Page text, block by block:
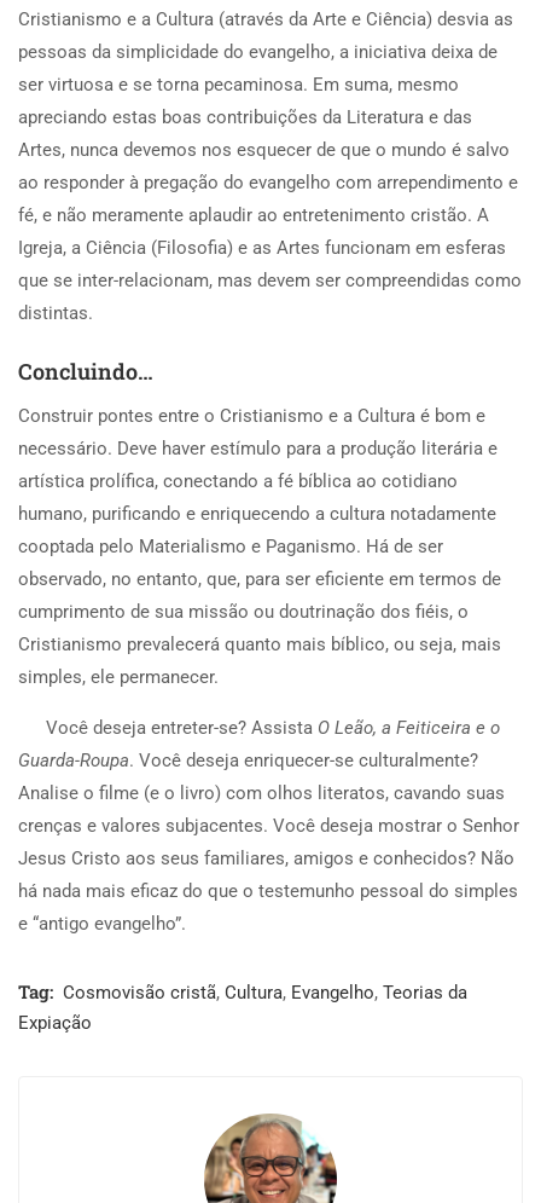
Cristianismo e a Cultura (através da Arte e Ciência) desvia as
pessoas da simplicidade do evangelho, a iniciativa deixa de
ser virtuosa e se torna pecaminosa. Em suma, mesmo
apreciando estas boas contribuições da Literatura e das
Artes, nunca devemos nos esquecer de que o mundo é salvo
ao responder à pregação do evangelho com arrependimento e
fé, e não meramente aplaudir ao entretenimento cristão. A
Igreja, a Ciência (Filosofia) e as Artes funcionam em esferas
que se inter-relacionam, mas devem ser compreendidas como
distintas.
Concluindo…
Construir pontes entre o Cristianismo e a Cultura é bom e
necessário. Deve haver estímulo para a produção literária e
artística prolífica, conectando a fé bíblica ao cotidiano
humano, purificando e enriquecendo a cultura notadamente
cooptada pelo Materialismo e Paganismo. Há de ser
observado, no entanto, que, para ser eficiente em termos de
cumprimento de sua missão ou doutrinação dos fiéis, o
Cristianismo prevalecerá quanto mais bíblico, ou seja, mais
simples, ele permanecer.
Você deseja entreter-se? Assista O Leão, a Feiticeira e o
Guarda-Roupa. Você deseja enriquecer-se culturalmente?
Analise o filme (e o livro) com olhos literatos, cavando suas
crenças e valores subjacentes. Você deseja mostrar o Senhor
Jesus Cristo aos seus familiares, amigos e conhecidos? Não
há nada mais eficaz do que o testemunho pessoal do simples
e “antigo evangelho”.
Tag: Cosmovisão cristã, Cultura, Evangelho, Teorias da
Expiação